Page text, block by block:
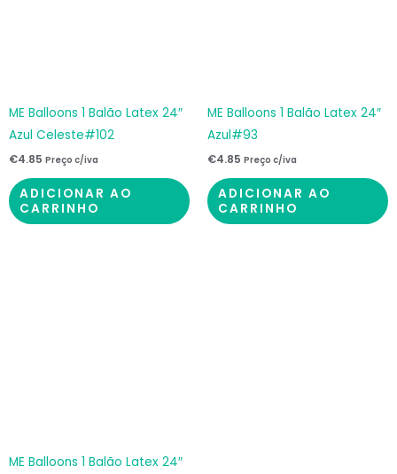
ME Balloons 1 Balão Latex 24″
Azul Celeste#102
€4.85 Preço c/iva
ADICIONAR AO
CARRINHO
ME Balloons 1 Balão Latex 24″
Azul#93
€4.85 Preço c/iva
ADICIONAR AO
CARRINHO
ME Balloons 1 Balão Latex 24″